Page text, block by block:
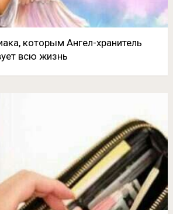
которым Ангел-хранитель
всю жизнь